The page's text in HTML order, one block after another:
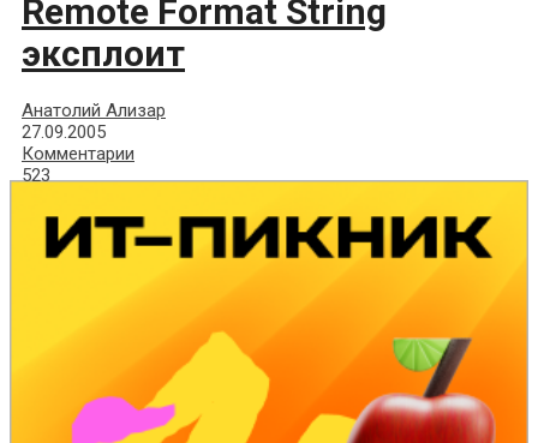
Remote Format String
эксплоит
Анатолий Ализар
27.09.2005
Комментарии
523